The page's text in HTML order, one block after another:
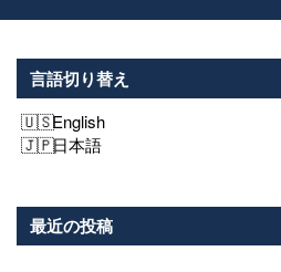
言語切り替え
English
日本語
最近の投稿